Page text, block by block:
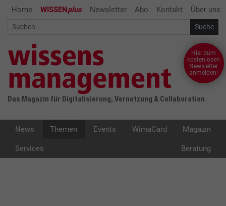
Home WISSENplus Newsletter Abo Kontakt Über uns
Das Magazin für Digitalisierung, Vernetzung & Collaboration
Hier zum
kostenlosen
Newsletter
anmelden!
News Themen Events WimaCard Magazin
Services Beratung